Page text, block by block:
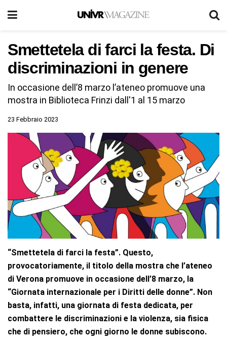
Smettetela di farci la festa. Di
discriminazioni in genere
In occasione dell’8 marzo l’ateneo promuove una
mostra in Biblioteca Frinzi dall'1 al 15 marzo
23 Febbraio 2023
“Smettetela di farci la festa”. Questo,
provocatoriamente, il titolo della mostra che l’ateneo
di Verona promuove in occasione dell’8 marzo, la
“Giornata internazionale per i Diritti delle donne”. Non
basta, infatti, una giornata di festa dedicata, per
combattere le discriminazioni e la violenza, sia fisica
che di pensiero, che ogni giorno le donne subiscono.